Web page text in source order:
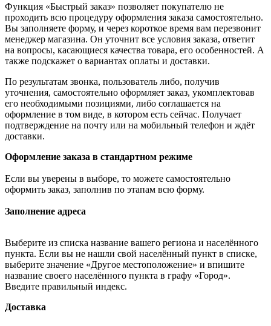
Функция «Быстрый заказ» позволяет покупателю не
проходить всю процедуру оформления заказа самостоятельно.
Вы заполняете форму, и через короткое время вам перезвонит
менеджер магазина. Он уточнит все условия заказа, ответит
на вопросы, касающиеся качества товара, его особенностей. А
также подскажет о вариантах оплаты и доставки.
По результатам звонка, пользователь либо, получив
уточнения, самостоятельно оформляет заказ, укомплектовав
его необходимыми позициями, либо соглашается на
оформление в том виде, в котором есть сейчас. Получает
подтверждение на почту или на мобильный телефон и ждёт
доставки.
Оформление заказа в стандартном режиме
Если вы уверены в выборе, то можете самостоятельно
оформить заказ, заполнив по этапам всю форму.
Заполнение адреса
Выберите из списка название вашего региона и населённого
пункта. Если вы не нашли свой населённый пункт в списке,
выберите значение «Другое местоположение» и впишите
название своего населённого пункта в графу «Город».
Введите правильный индекс.
Доставка